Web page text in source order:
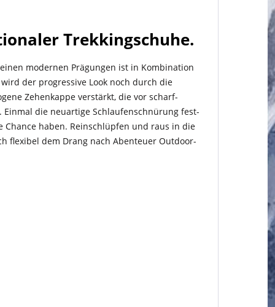
Trekkingschuhe.
modernen Prägungen ist in Kombi­nation
der progressive Look noch durch die
Zehenkappe verstärkt, die vor scha­rf­
Einmal die neuartige Schlau­fen­schnürung fest­
Chance haben. Rein­sch­lüpfen und raus in die
flexibel dem Drang nach Abenteuer Outdoor­